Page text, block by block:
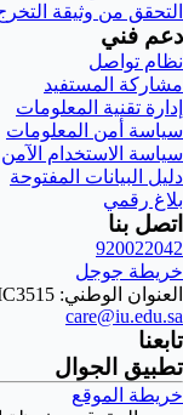
التحقق من وثيقة
دعم فني
نظام تواصل
مشاركة المستفيد
إدارة تقنية المعلومات
سياسة أمن المعلومات
سياسة الاستخدام الآمن
دليل البيانات المفتوحة
بلاغ رقمي
اتصل بنا
920022042
خريطة جوجل
العنوان الوطني: DMMC3515
care@iu.edu.sa
تابعنا
تطبيق الجوال
خريطة الموقع